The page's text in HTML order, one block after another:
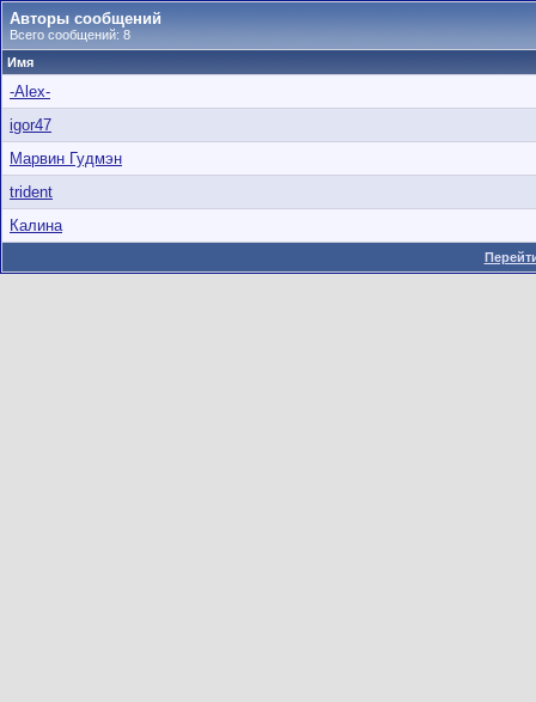
Авторы сообщений
Всего сообщений: 8
Имя
-Alex-
igor47
Марвин Гудмэн
trident
Калина